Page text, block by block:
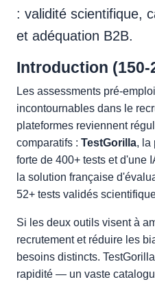
: validité scientifique,
et adéquation B2B.
Introduction (150-
Les assessments pré-
incontournables dans le
plateformes reviennent
comparatifs : TestGorilla, la
forte de 400+ tests et d'une
la solution française
52+ tests validés
Si les deux outils visent à
recrutement et réduire les
besoins distincts.
rapidité — un vaste